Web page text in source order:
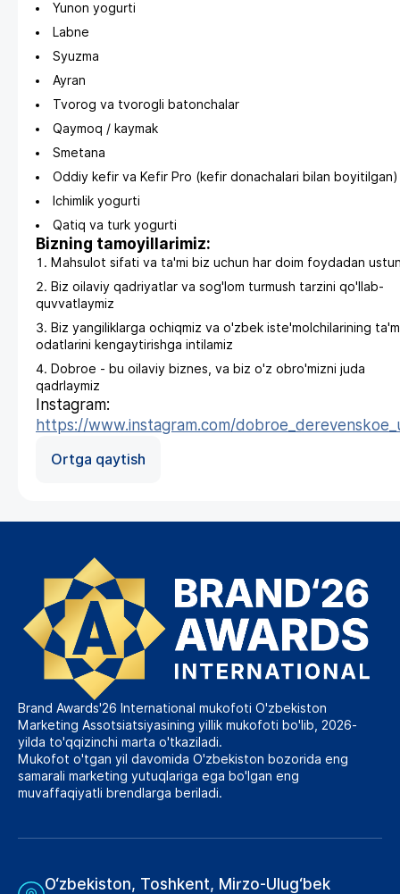
Yunon yogurti
Labne
Syuzma
Ayran
Tvorog va tvorogli batonchalar
Qaymoq / kaymak
Smetana
Oddiy kefir va Kefir Pro (kefir donachalari bilan boyitilgan)
Ichimlik yogurti
Qatiq va turk yogurti
Bizning tamoyillarimiz:
Mahsulot sifati va ta'mi biz uchun har doim foydadan
Biz oilaviy qadriyatlar va sog'lom turmush tarzini qo'llab-
quvvatlaymiz
Biz yangiliklarga ochiqmiz va o'zbek iste'molchilarining ta'm
odatlarini kengaytirishga intilamiz
Dobroe - bu oilaviy biznes, va biz o'z obro'mizni juda
qadrlaymiz
Instagram:
https://www.instagram.com/
Ortga qaytish
Brand Awards'26 International mukofoti O'zbekiston
Marketing Assotsiatsiyasining yillik mukofoti bo'lib, 2026-
yilda to'qqizinchi marta o'tkaziladi.
Mukofot o'tgan yil davomida O'zbekiston bozorida eng
samarali marketing yutuqlariga ega bo'lgan eng
muvaffaqiyatli brendlarga beriladi.
O‘zbekiston, Toshkent, Mirzo-Ulug‘bek